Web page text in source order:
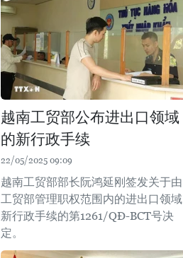
越南工贸部公布进出口领域
的新行政手续
22/05/2025 09:09
越南工贸部部长阮鸿延刚签发关于由
工贸部管理职权范围内的进出口领域
新行政手续的第1261/QĐ-BCT号决
定。